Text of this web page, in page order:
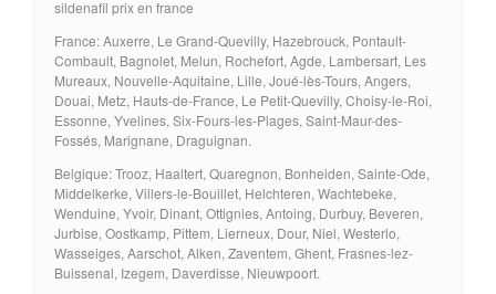
sildenafil prix en france
France: Auxerre, Le Grand-Quevilly, Hazebrouck, Pontault-
Combault, Bagnolet, Melun, Rochefort, Agde, Lambersart, Les
Mureaux, Nouvelle-Aquitaine, Lille, Joué-lès-Tours, Angers,
Douai, Metz, Hauts-de-France, Le Petit-Quevilly, Choisy-le-Roi,
Essonne, Yvelines, Six-Fours-les-Plages, Saint-Maur-des-
Fossés, Marignane, Draguignan.
Belgique: Trooz, Haaltert, Quaregnon, Bonheiden, Sainte-Ode,
Middelkerke, Villers-le-Bouillet, Helchteren, Wachtebeke,
Wenduine, Yvoir, Dinant, Ottignies, Antoing, Durbuy, Beveren,
Jurbise, Oostkamp, Pittem, Lierneux, Dour, Niel, Westerlo,
Wasseiges, Aarschot, Alken, Zaventem, Ghent, Frasnes-lez-
Buissenal, Izegem, Daverdisse, Nieuwpoort.